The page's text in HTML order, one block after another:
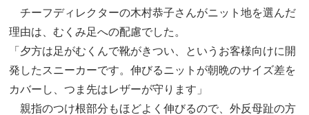
チーフディレクターの木村恭子さんがニット地を選んだ
理由は、むくみ足への配慮でした。
「夕方は足がむくんで靴がきつい、というお客様向けに開
発したスニーカーです。伸びるニットが朝晩のサイズ差を
カバーし、つま先はレザーが守ります」
親指のつけ根部分もほどよく伸びるので、外反母趾の方